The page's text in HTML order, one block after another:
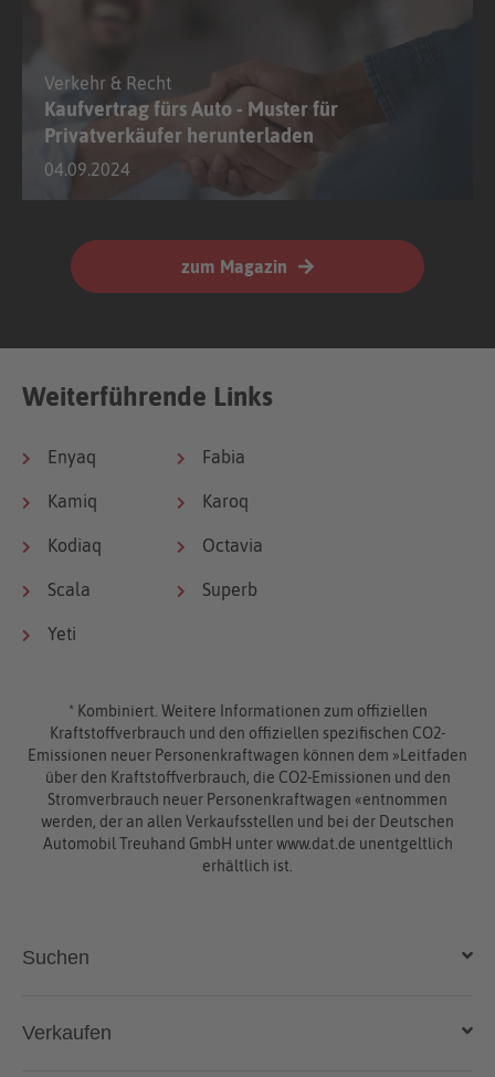
Weiterführende Links
Enyaq Fabia
Kamiq Karoq
Kodiaq Octavia
Scala Superb
Yeti
* Kombiniert. Weitere Informationen zum offiziellen
Kraftstoffverbrauch und den offiziellen spezifischen CO2-
Emissionen neuer Personenkraftwagen können dem »Leitfaden
über den Kraftstoffverbrauch, die CO2-Emissionen und den
Stromverbrauch neuer Personenkraftwagen «entnommen
werden, der an allen Verkaufsstellen und bei der Deutschen
Automobil Treuhand GmbH unter www.dat.de unentgeltlich
erhältlich ist.
Suchen
Auto kaufen
Verkaufen